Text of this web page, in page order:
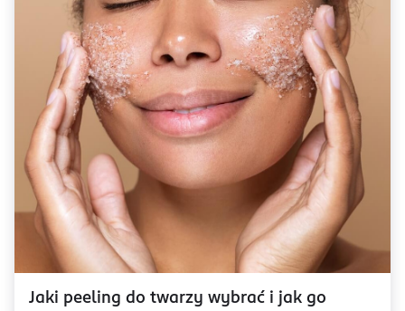
Jaki peeling do twarzy wybrać i jak go